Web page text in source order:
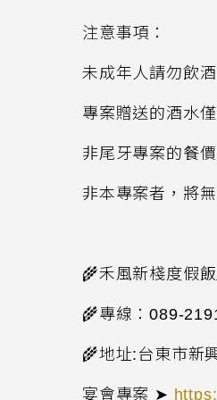
注意事項：
未成年人請勿飲酒
專案贈送的酒水
非尾牙專案的餐
非本專案者，將
🌾禾風新棧度假
🌾專線：089-
🌾地址: 台東市新
宴會專案 ➤